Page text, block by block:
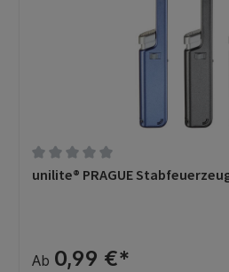
Durchschnittliche Bewertung von
unilite® PRAGUE
Ab 0,99 €*